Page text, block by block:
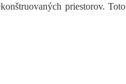
priestorov. Toto